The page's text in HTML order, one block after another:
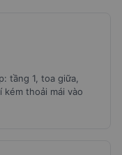
tầng 1, toa giữa,
thoải mái vào